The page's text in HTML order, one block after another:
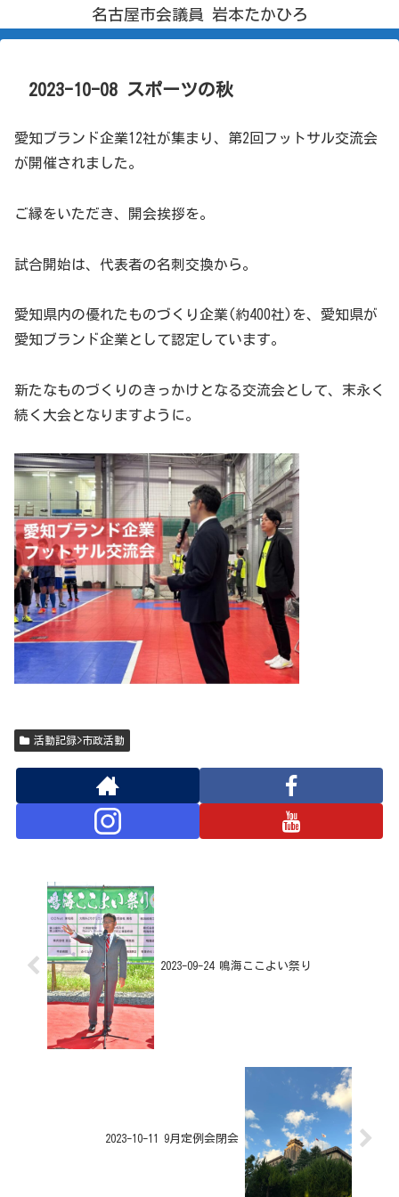
名古屋市会議員 岩本たかひろ
2023-10-08 スポーツの秋
愛知ブランド企業12社が集まり、第2回フットサル交流会
が開催されました。
ご縁をいただき、開会挨拶を。
試合開始は、代表者の名刺交換から。
愛知県内の優れたものづくり企業(約400社)を、愛知県が
愛知ブランド企業として認定しています。
新たなものづくりのきっかけとなる交流会として、末永く
続く大会となりますように。
活動記録>市政活動
2023-09-24 鳴海ここよい祭り
2023-10-11 9月定例会閉会